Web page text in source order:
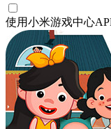
使用小米游戏中心